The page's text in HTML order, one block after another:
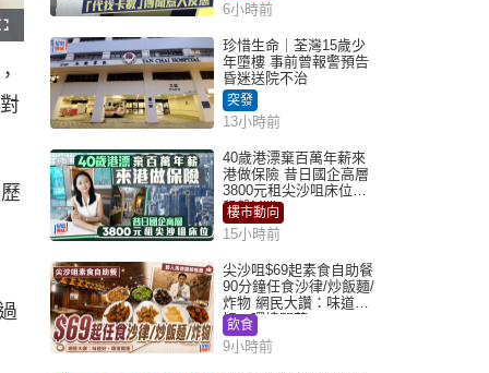
F
u
s
r
e
6小時前
珍惜生命｜荃灣15歲少
年墮樓 事前曾報警預告
昏迷送院不治
突發
13小時前
40歲港漂棄百萬年薪來
港做保險 昔日國企高層
3800元租尖沙咀床位｜
租盤Million
樓市動向
15小時前
尖沙咀$69起素食自助餐
90分鐘任食沙律/炒飯麵/
炸物 網民大讚：味道
好，環境闊落
飲食
9小時前